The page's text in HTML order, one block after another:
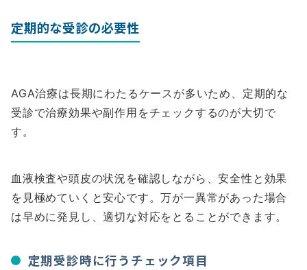
定期的な受診の必要性
AGA治療は長期にわたるケースが多いため、定期的な
受診で治療効果や副作用をチェックするのが大切で
す。
血液検査や頭皮の状況を確認しながら、安全性と効果
を見極めていくと安心です。万が一異常があった場合
は早めに発見し、適切な対応をとることができます。
定期受診時に行うチェック項目